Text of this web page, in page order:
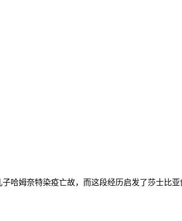
哈姆奈特染疫亡故，而这段经历启发了莎士比